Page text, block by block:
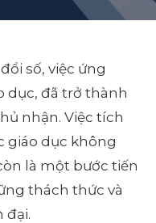
số, việc ứng
dục, đã trở thành
nhận. Việc tích
giáo dục không
là một bước tiến
thách thức và
đại.